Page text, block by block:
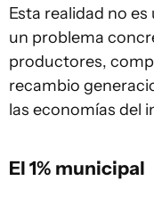
Esta realidad no
un problema
productores,
recambio
las economías del
El 1% municipal